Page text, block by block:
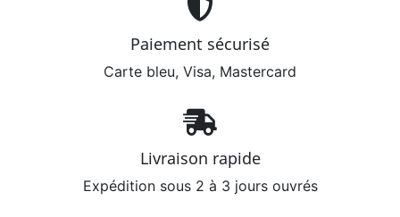
Paiement sécurisé
Carte bleu, Visa, Mastercard
Livraison rapide
Expédition sous 2 à 3 jours ouvrés